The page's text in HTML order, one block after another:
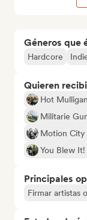
Géneros que
Hardcore
Quieren
Hot Mulligan
Militarie
Motion City
You Blew It!
Principales
Firmar artistas